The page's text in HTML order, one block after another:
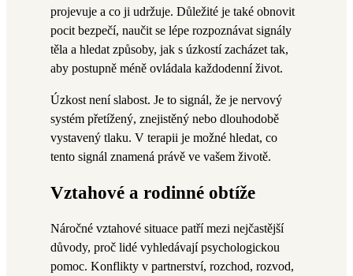
projevuje a co ji udržuje. Důležité je také obnovit
pocit bezpečí, naučit se lépe rozpoznávat signály
těla a hledat způsoby, jak s úzkostí zacházet tak,
aby postupně méně ovládala každodenní život.
Úzkost není slabost. Je to signál, že je nervový
systém přetížený, znejistěný nebo dlouhodobě
vystavený tlaku. V terapii je možné hledat, co
tento signál znamená právě ve vašem životě.
Vztahové a rodinné obtíže
Náročné vztahové situace patří mezi nejčastější
důvody, proč lidé vyhledávají psychologickou
pomoc. Konflikty v partnerství, rozchod, rozvod,